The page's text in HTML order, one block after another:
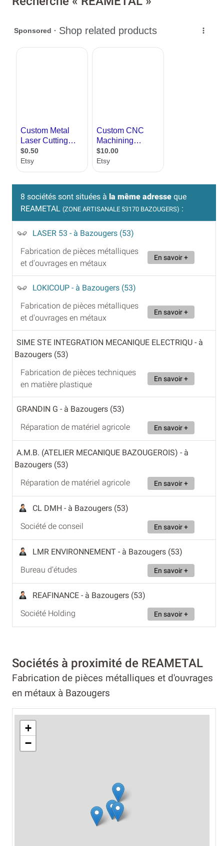
8 sociétés sont situées à la même adresse que
REAMETAL (ZONE ARTISANALE 53170 BAZOUGERS) :
LASER 53 - à Bazougers (53)
Fabrication de pièces métalliques
et d'ouvrages en métaux
En savoir +
LOKICOUP - à Bazougers (53)
Fabrication de pièces métalliques
et d'ouvrages en métaux
En savoir +
SIME STE INTEGRATION MECANIQUE ELECTRIQU - à
Bazougers (53)
Fabrication de pièces techniques
en matière plastique
En savoir +
GRANDIN G - à Bazougers (53)
Réparation de matériel agricole
En savoir +
A.M.B. (ATELIER MECANIQUE BAZOUGEROIS) - à
Bazougers (53)
Réparation de matériel agricole
En savoir +
CL DMH - à Bazougers (53)
Société de conseil
En savoir +
LMR ENVIRONNEMENT - à Bazougers (53)
Bureau d'études
En savoir +
REAFINANCE - à Bazougers (53)
Société Holding
En savoir +
Sociétés à proximité de REAMETAL
Fabrication de pièces métalliques et d'ouvrages
en métaux à Bazougers
+
−